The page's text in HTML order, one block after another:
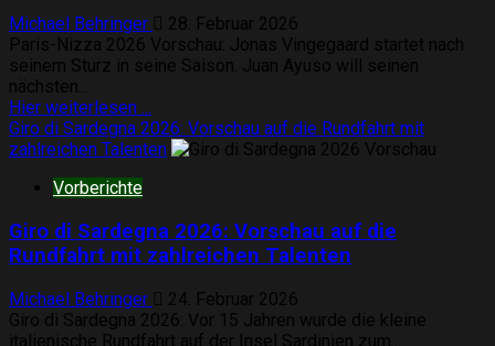
Mini-
Bergankunft
Michael Behringer
28. Februar 2026
Paris-Nizza 2026 Vorschau: Jonas Vingegaard startet nach
seinem Sturz in seine Saison. Juan Ayuso will seinen
nächsten...
Hier weiterlesen ...
Informationen
über
Vorschau:
Vingegaard
Ayuso
vs
Almeida
Giro di Sardegna 2026: Vorschau auf die Rundfahrt mit
zahlreichen Talenten
Vorberichte
Giro di Sardegna 2026: Vorschau auf die
Rundfahrt mit zahlreichen Talenten
Michael Behringer
24. Februar 2026
Giro di Sardegna 2026: Vor 15 Jahren wurde die kleine
italienische Rundfahrt auf der Insel Sardinien zum...